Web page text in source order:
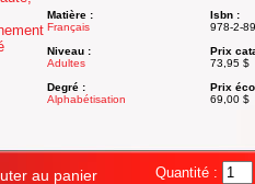
Matière :
Français
Niveau :
Adultes
Degré :
Alphabétisation
Isbn :
978-2-
Prix
73,95 $
Prix
69,00 $
au panier Quantité :